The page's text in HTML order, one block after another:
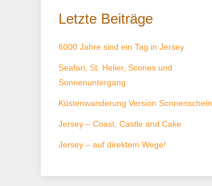
Letzte Beiträge
6000 Jahre sind ein Tag in Jersey
Seafari, St. Helier, Scones und
Sonnenuntergang
Küstenwanderung Version Sonnenschein
Jersey – Coast, Castle and Cake
Jersey – auf direktem Wege!